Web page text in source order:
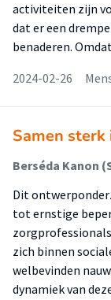
activiteiten zijn
dat er een
benaderen.
2024-02-26
Samen sterk
Berséda Kanon
Dit
tot ernstige
zorgprofessionals
zich binnen
welbevinden
dynamiek van